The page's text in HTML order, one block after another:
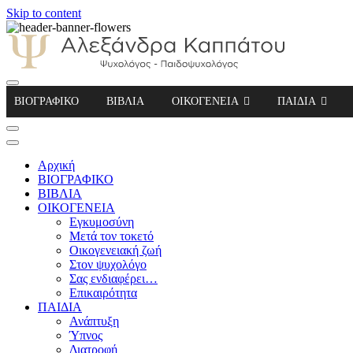
Skip to content
Αλεξάνδρα Καππάτου Ψυχολόγος –
ΒΙΟΓΡΑΦΙΚΟ ΒΙΒΛΙΑ ΟΙΚΟΓΕΝΕΙΑ ΠΑΙΔΙΑ
Αρχική
ΒΙΟΓΡΑΦΙΚΟ
ΒΙΒΛΙΑ
ΟΙΚΟΓΕΝΕΙΑ
Εγκυμοσύνη
Μετά τον τοκετό
Οικογενειακή ζωή
Στον ψυχολόγο
Σας ενδιαφέρει…
Επικαιρότητα
ΠΑΙΔΙΑ
Ανάπτυξη
Ύπνος
Διατροφή